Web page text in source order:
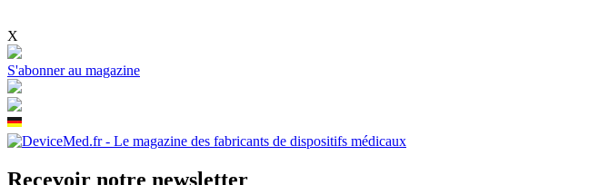
X
S'abonner au magazine
Recevoir notre newsletter